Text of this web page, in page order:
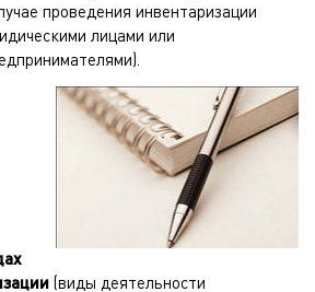
проведения инвентаризации
лицами или
(виды деятельности